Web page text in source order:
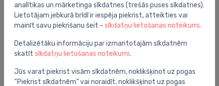
adapters daudzslāņu caurulei 18 x 2 mm, 3/4", hromēts
analītikas un mārketinga sīkdatnes (trešās puses sīkdatnes).
Lietotājam jebkurā brīdī ir iespēja piekrist, atteikties vai
mainīt savu piekrišanu šeit - sīkdatņu lietošanas noteikumi.
Detalizētāku informāciju par izmantotajām sīkdatnēm
skatīt sīkdatņu lietošanas noteikumi.
Jūs varat piekrist visām sīkdatnēm, noklikšķinot uz pogas
“Piekrist sīkdatnēm” vai noraidīt, noklikšķinot uz pogas